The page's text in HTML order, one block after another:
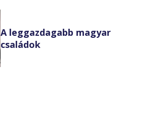
A leggazdagabb magyar
családok